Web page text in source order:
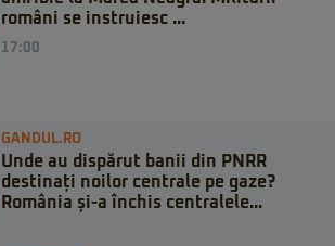
români se instruiesc ...
17:00
GANDUL.RO
Unde au dispărut banii din PNRR
destinați noilor centrale pe gaze?
România și-a închis centralele...